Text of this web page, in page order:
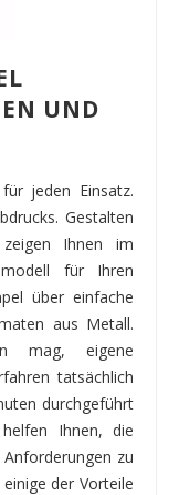
UND
jeden Einsatz.
Gestalten
Ihnen im
für Ihren
über einfache
aus Metall.
mag, eigene
tatsächlich
durchgeführt
Ihnen, die
zu
der Vorteile